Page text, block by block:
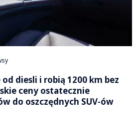
od diesli i robią 1200 km bez
ceny ostatecznie
do oszczędnych SUV-ów